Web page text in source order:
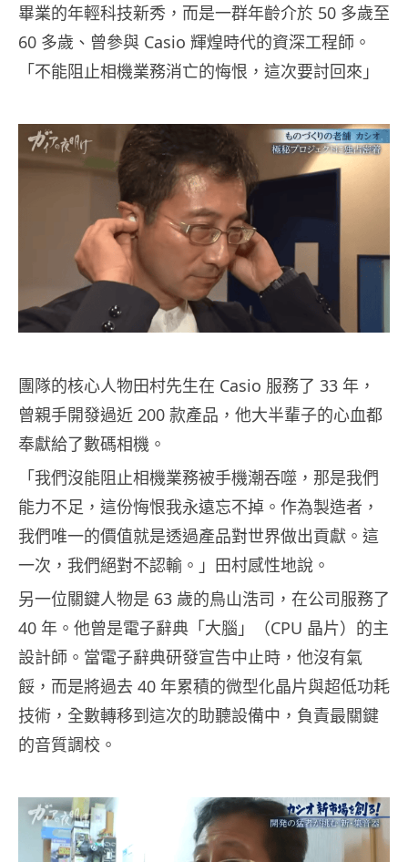
畢業的年輕科技新秀，而是一群年齡介於 50 多歲至
60 多歲、曾參與 Casio 輝煌時代的資深工程師。
「不能阻止相機業務消亡的悔恨，這次要討回來」
團隊的核心人物田村先生在 Casio 服務了 33 年，
曾親手開發過近 200 款產品，他大半輩子的心血都
奉獻給了數碼相機。
「我們沒能阻止相機業務被手機潮吞噬，那是我們
能力不足，這份悔恨我永遠忘不掉。作為製造者，
我們唯一的價值就是透過產品對世界做出貢獻。這
一次，我們絕對不認輸。」田村感性地說。
另一位關鍵人物是 63 歲的鳥山浩司，在公司服務了
40 年。他曾是電子辭典「大腦」（CPU 晶片）的主
設計師。當電子辭典研發宣告中止時，他沒有氣
餒，而是將過去 40 年累積的微型化晶片與超低功耗
技術，全數轉移到這次的助聽設備中，負責最關鍵
的音質調校。